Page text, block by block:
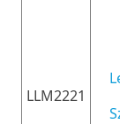
LLM2221